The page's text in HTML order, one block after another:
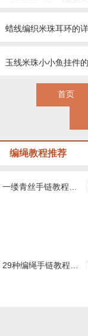
玉线米珠小小鱼挂件
首页
编绳教程推荐
29种编绳手链教程，详细清楚热门款式的图解